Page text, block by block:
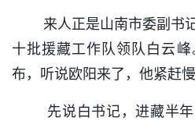
来人正是山南市委副书记
十批援藏工作队领队白云
布，听说欧阳来了，他紧赶慢
先说白书记，进藏半年